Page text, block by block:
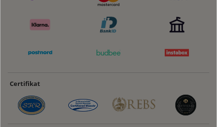
Certifikat